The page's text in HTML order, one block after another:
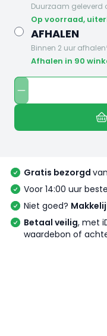
Duurzaam geleverd
op voorraad,
AFHALEN
Binnen 2 uur
Afhalen in 90
Gratis bezorgd
Voor 14:00 uur
Niet goed?
Betaal veilig, met
waardebon of